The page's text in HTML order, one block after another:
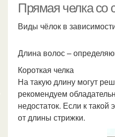
Прямая челка со
Виды чёлок в
Длина волос –
Короткая челка
На такую длину могут
рекомендуем
недостаток. Если к
от длины стрижки.